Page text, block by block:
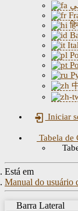
Iniciar
Tabela de
Está em
Manual do usuário
Barra Lateral